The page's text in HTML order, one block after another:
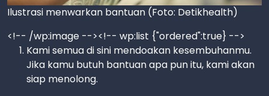
Ilustrasi menwarkan bantuan (Foto: Detikhealth)
<!-- /wp:image --><!-- wp:list {"ordered":true} -->
Kami semua di sini mendoakan kesembuhanmu.
Jika kamu butuh bantuan apa pun itu, kami akan
siap menolong.